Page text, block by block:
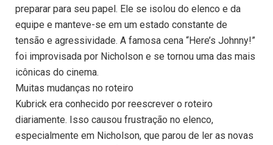
preparar para seu papel. Ele se isolou do elenco e da
equipe e manteve-se em um estado constante de
tensão e agressividade. A famosa cena “Here’s Johnny!”
foi improvisada por Nicholson e se tornou uma das mais
icônicas do cinema.
Muitas mudanças no roteiro
Kubrick era conhecido por reescrever o roteiro
diariamente. Isso causou frustração no elenco,
especialmente em Nicholson, que parou de ler as novas